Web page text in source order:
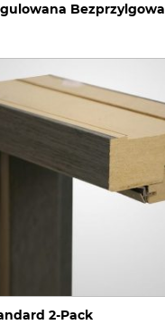
Bezprzylgowa
2-Pack